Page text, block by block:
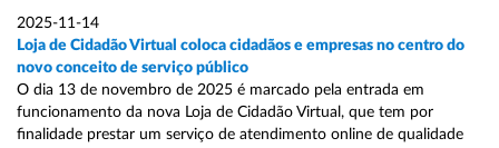
2025-11-14
Loja de Cidadão Virtual coloca cidadãos e empresas no centro do
novo conceito de serviço público
O dia 13 de novembro de 2025 é marcado pela entrada em
funcionamento da nova Loja de Cidadão Virtual, que tem por
finalidade prestar um serviço de atendimento online de qualidade